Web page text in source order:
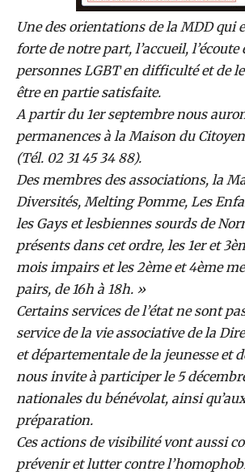
Une des orientations de la MDD qui
forte de notre part, l’accueil, l’écoute
personnes LGBT en difficulté et de
être en partie satisfaite.
A partir du 1er septembre nous
permanences à la Maison du
(Tél. 02 31 45 34 88).
Des membres des associations, la
Diversités, Melting Pomme, Les
les Gays et lesbiennes sourds de
présents dans cet ordre, les 1er et
mois impairs et les 2ème et 4ème
pairs, de 16h à 18h. »
Certains services de l’état ne sont
service de la vie associative de la
et départementale de la jeunesse et
nous invite à participer le 5
nationales du bénévolat, ainsi
préparation.
Ces actions de visibilité vont aussi
prévenir et lutter contre